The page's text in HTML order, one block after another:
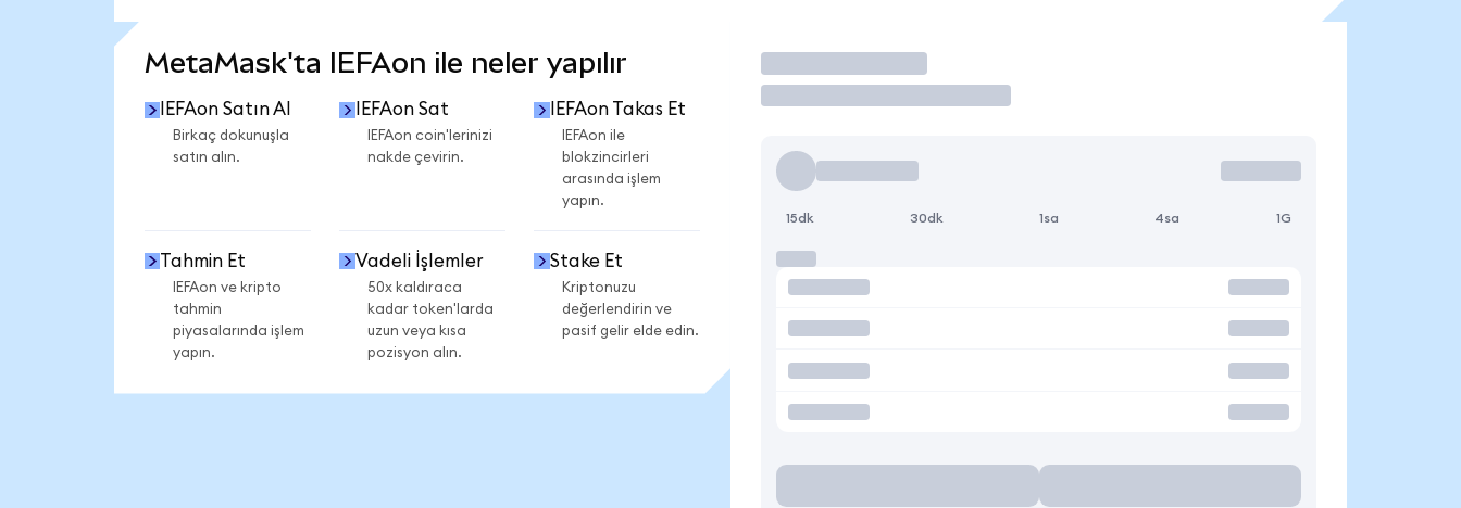
MetaMask'ta IEFAon ile neler yapılır
IEFAon Satın Al
Birkaç dokunuşla
satın alın.
IEFAon Sat
IEFAon coin'lerinizi
nakde çevirin.
IEFAon Takas Et
IEFAon ile
blokzincirleri
arasında işlem
yapın.
Tahmin Et
IEFAon ve kripto
tahmin
piyasalarında işlem
yapın.
Vadeli İşlemler
50x kaldıraca
kadar token'larda
uzun veya kısa
pozisyon alın.
Stake Et
Kriptonuzu
değerlendirin ve
pasif gelir elde edin.
İşlem Yap
15dk 30dk 1sa 4sa 1G